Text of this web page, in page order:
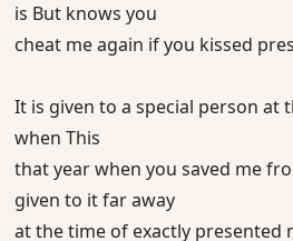
is But knows you
cheat me again if you kissed
It is given to a special person at
when This
that year when you saved me
given to it far away
at the time of exactly presented